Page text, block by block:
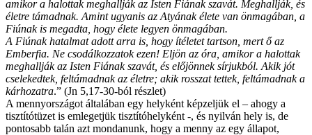
amikor a halottak meghallják az Isten Fiának szavát. Meghallják, és
életre támadnak. Amint ugyanis az Atyának élete van önmagában, a
Fiúnak is megadta, hogy élete legyen önmagában.
A Fiúnak hatalmat adott arra is, hogy ítéletet tartson, mert ő az
Emberfia. Ne csodálkozzatok ezen! Eljön az óra, amikor a halottak
meghallják az Isten Fiának szavát, és előjönnek sírjukból. Akik jót
cselekedtek, feltámadnak az életre; akik rosszat tettek, feltámadnak a
kárhozatra.” (Jn 5,17-30-ból részlet)
A mennyországot általában egy helyként képzeljük el – ahogy a
tisztítótüzet is emlegetjük tisztítóhelyként -, és nyilván hely is, de
pontosabb talán azt mondanunk, hogy a menny az egy állapot,